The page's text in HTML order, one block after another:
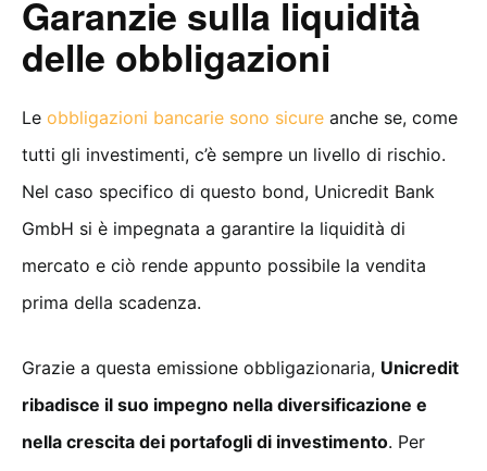
Garanzie sulla liquidità
delle obbligazioni
Le obbligazioni bancarie sono sicure anche se, come
tutti gli investimenti, c’è sempre un livello di rischio.
Nel caso specifico di questo bond, Unicredit Bank
GmbH si è impegnata a garantire la liquidità di
mercato e ciò rende appunto possibile la vendita
prima della scadenza.
Grazie a questa emissione obbligazionaria, Unicredit
ribadisce il suo impegno nella diversificazione e
nella crescita dei portafogli di investimento. Per